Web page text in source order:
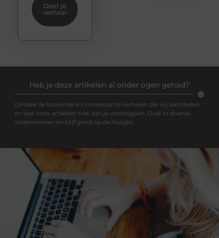
Deel je
verhaal
Heb je deze artikelen al onder ogen gehad?
Ontdek de boeiende en interessante verhalen die wij aanbieden
en laat onze artikelen niet aan je voorbijgaan. Duik in diverse
onderwerpen en blijf goed op de hoogte.